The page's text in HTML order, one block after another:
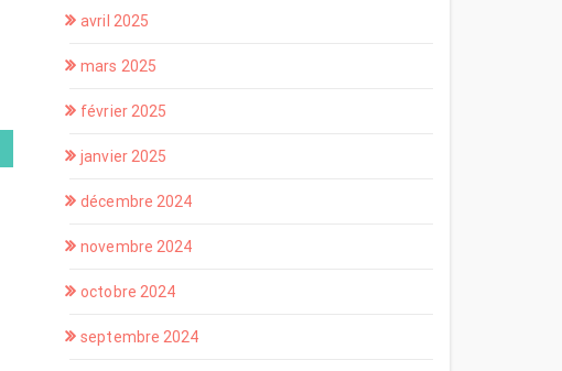
avril 2025
mars 2025
février 2025
janvier 2025
décembre 2024
novembre 2024
octobre 2024
septembre 2024